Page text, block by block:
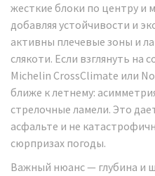
жесткие блоки по центру и
добавляя устойчивости и
активны плечевые зоны и
слякоти. Если взглянуть
Michelin CrossClimate или
ближе к летнему:
стрелочные ламели. Это
асфальте и не
сюрпризах погоды.
Важный нюанс — глубина и